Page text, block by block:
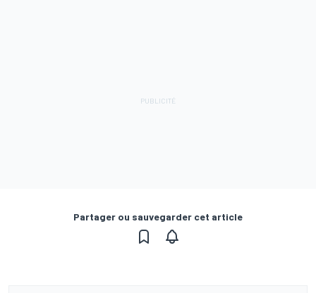
Partager ou sauvegarder cet article